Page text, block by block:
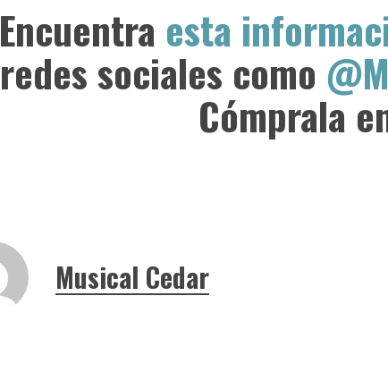
Encuentra esta
redes sociales como
Cómprala
Musical Cedar